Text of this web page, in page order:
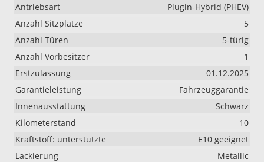
Antriebsart
Plugin-Hybrid (PHEV)
Anzahl Sitzplätze
5
Anzahl Türen
5-türig
Anzahl Vorbesitzer
1
Erstzulassung
01.12.2025
Garantieleistung
Fahrzeuggarantie
Innenausstattung
Schwarz
Kilometerstand
10
Kraftstoff: unterstützte
E10 geeignet
Lackierung
Metallic